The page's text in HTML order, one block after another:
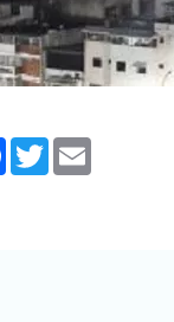
FacebookTwitter